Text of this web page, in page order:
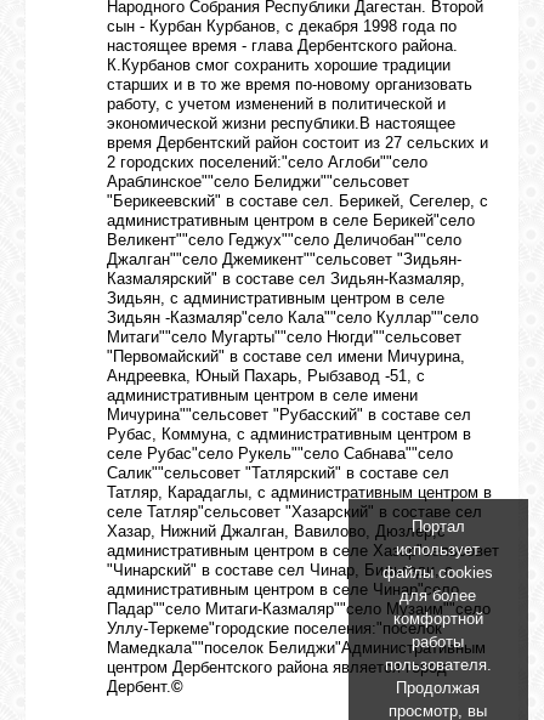
Народного Собрания Республики Дагестан. Второй
сын - Курбан Курбанов, с декабря 1998 года по
настоящее время - глава Дербентского района.
К.Курбанов смог сохранить хорошие традиции
старших и в то же время по-новому организовать
работу, с учетом изменений в политической и
экономической жизни республики.В настоящее
время Дербентский район состоит из 27 сельских и
2 городских поселений:"село Аглоби""село
Араблинское""село Белиджи""сельсовет
"Берикеевский" в составе сел. Берикей, Сегелер, с
административным центром в селе Берикей"село
Великент""село Геджух""село Деличобан""село
Джалган""село Джемикент""сельсовет "Зидьян-
Казмалярский" в составе сел Зидьян-Казмаляр,
Зидьян, с административным центром в селе
Зидьян -Казмаляр"село Кала""село Куллар""село
Митаги""село Мугарты""село Нюгди""сельсовет
"Первомайский" в составе сел имени Мичурина,
Андреевка, Юный Пахарь, Рыбзавод -51, с
административным центром в селе имени
Мичурина""сельсовет "Рубасский" в составе сел
Рубас, Коммуна, с административным центром в
селе Рубас"село Рукель""село Сабнава""село
Салик""сельсовет "Татлярский" в составе сел
Татляр, Карадаглы, с административным центром в
селе Татляр"сельсовет "Хазарский" в составе сел
Хазар, Нижний Джалган, Вавилово, Дюзлер,с
административным центром в селе Хазар"сельсовет
"Чинарский" в составе сел Чинар, Бильгади, с
административным центром в селе Чинар"село
Падар""село Митаги-Казмаляр""село Музаим""село
Уллу-Теркеме"городские поселения:"поселок
Мамедкала""поселок Белиджи"Административным
центром Дербентского района является город
Дербент.©
Портал
использует
файлы cookies
для более
комфортной
работы
пользователя.
Продолжая
просмотр, вы